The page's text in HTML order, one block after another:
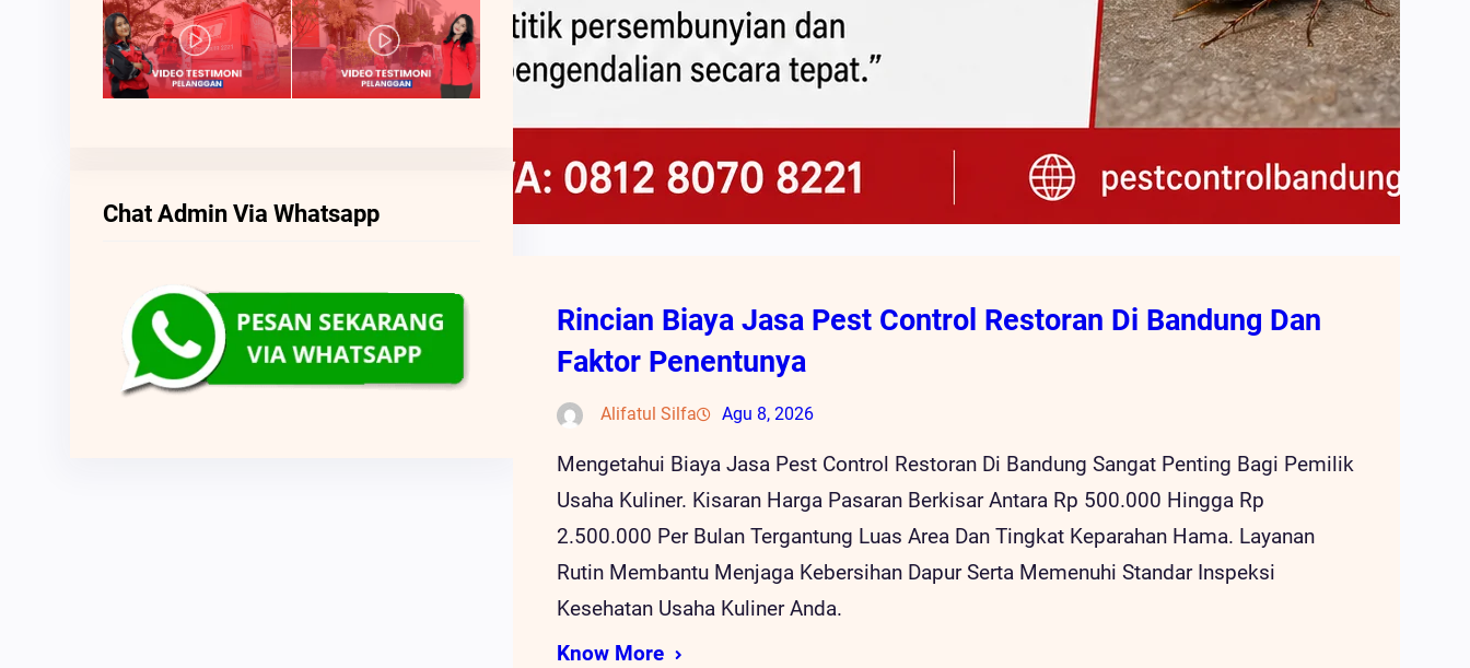
Chat Admin Via Whatsapp
Rincian Biaya Jasa Pest Control Restoran Di Bandung Dan
Faktor Penentunya
Alifatul Silfa Agu 8, 2026
Mengetahui Biaya Jasa Pest Control Restoran Di Bandung Sangat Penting Bagi Pemilik
Usaha Kuliner. Kisaran Harga Pasaran Berkisar Antara Rp 500.000 Hingga Rp
2.500.000 Per Bulan Tergantung Luas Area Dan Tingkat Keparahan Hama. Layanan
Rutin Membantu Menjaga Kebersihan Dapur Serta Memenuhi Standar Inspeksi
Kesehatan Usaha Kuliner Anda.
Know More